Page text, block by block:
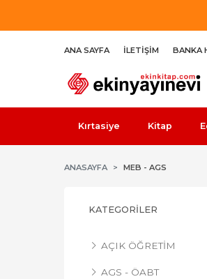
ANA SAYFA İLETIŞIM BANKA
Kırtasiye Kitap
ANASAYFA MEB - AGS
KATEGORILER
AÇIK ÖĞRETİM
AGS - ÖABT